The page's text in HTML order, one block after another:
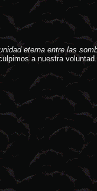
eterna entre las
a nuestra voluntad.